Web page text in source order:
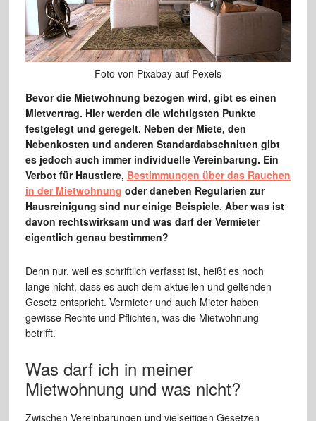
Foto von Pixabay auf Pexels
Bevor die Mietwohnung bezogen wird, gibt es einen
Mietvertrag. Hier werden die wichtigsten Punkte
festgelegt und geregelt. Neben der Miete, den
Nebenkosten und anderen Standardabschnitten gibt
es jedoch auch immer individuelle Vereinbarung. Ein
Verbot für Haustiere, Bestimmungen über das Rauchen
in der Mietwohnung oder daneben Regularien zur
Hausreinigung sind nur einige Beispiele. Aber was ist
davon rechtswirksam und was darf der Vermieter
eigentlich genau bestimmen?
Denn nur, weil es schriftlich verfasst ist, heißt es noch
lange nicht, dass es auch dem aktuellen und geltenden
Gesetz entspricht. Vermieter und auch Mieter haben
gewisse Rechte und Pflichten, was die Mietwohnung
betrifft.
Was darf ich in meiner
Mietwohnung und was nicht?
Zwischen Vereinbarungen und vielseitigen Gesetzen